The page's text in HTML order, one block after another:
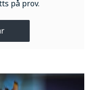
på prov.